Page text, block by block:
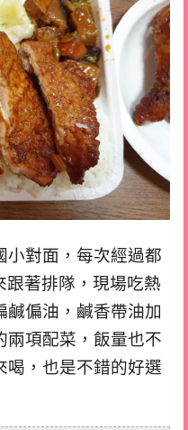
小對面，每次經過都
跟著排隊，現場吃熱
鹹偏油，鹹香帶油加
兩項配菜，飯量也不
喝，也是不錯的好選